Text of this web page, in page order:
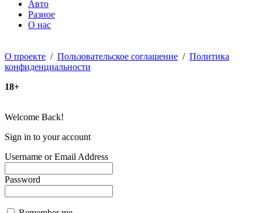
Авто
Разное
О нас
О проекте / Пользовательское соглашение / Политика
конфиденциальности
18+
Welcome Back!
Sign in to your account
Username or Email Address
Password